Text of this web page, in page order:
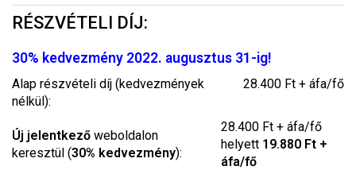
RÉSZVÉTELI DÍJ:
30% kedvezmény 2022. augusztus 31-ig!
Alap részvételi díj (kedvezmények
nélkül):
28.400 Ft + áfa/fő
Új jelentkező weboldalon
keresztül (30% kedvezmény):
28.400 Ft + áfa/fő
helyett 19.880 Ft +
áfa/fő